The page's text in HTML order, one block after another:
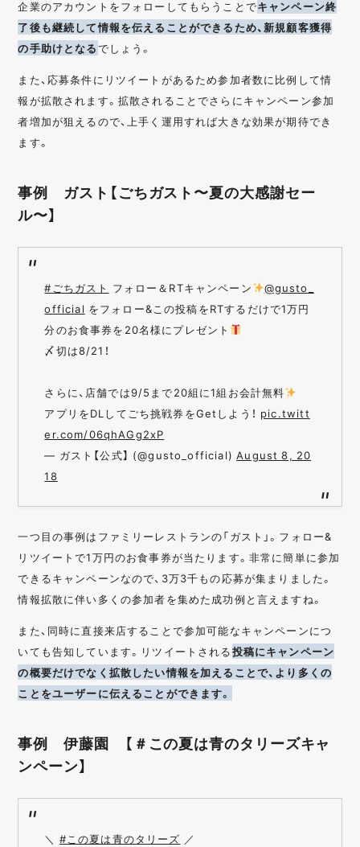
企業のアカウントをフォローしてもらうことでキャンペーン終
了後も継続して情報を伝えることができるため、新規顧客獲得
の手助けとなるでしょう。
また、応募条件にリツイートがあるため参加者数に比例して情
報が拡散されます。拡散されることでさらにキャンペーン参加
者増加が狙えるので、上手く運用すれば大きな効果が期待でき
ます。
事例 ガスト【ごちガスト〜夏の大感謝セー
ル〜】
#ごちガスト フォロー＆RTキャンペーン
@gusto_
official をフォロー&この投稿をRTするだけで1万円
分のお食事券を20名様にプレゼント
〆切は8/21！
さらに、店舗では9/5まで20組に1組お会計無料
アプリをDLしてごち挑戦券をGetしよう！ pic.twitt
er.com/06qhAGg2xP
— ガスト【公式】 (@gusto_official)August 8, 20
18
一つ目の事例はファミリーレストランの「ガスト」。フォロー&
リツイートで1万円のお食事券が当たります。非常に簡単に参加
できるキャンペーンなので、3万3千もの応募が集まりました。
情報拡散に伴い多くの参加者を集めた成功例と言えますね。
また、同時に直接来店することで参加可能なキャンペーンにつ
いても告知しています。リツイートされる投稿にキャンペーン
の概要だけでなく拡散したい情報を加えることで、より多くの
ことをユーザーに伝えることができます。
事例 伊藤園 【＃この夏は青のタリーズキャ
ンペーン】
＼ #この夏は青のタリーズ ／